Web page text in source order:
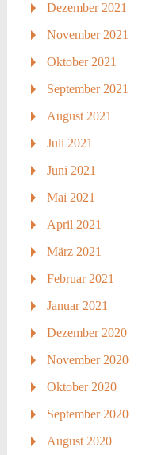
Dezember 2021
November 2021
Oktober 2021
September 2021
August 2021
Juli 2021
Juni 2021
Mai 2021
April 2021
März 2021
Februar 2021
Januar 2021
Dezember 2020
November 2020
Oktober 2020
September 2020
August 2020